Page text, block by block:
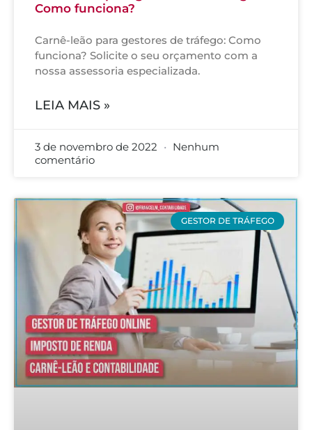
Como funciona?
Carnê-leão para gestores de tráfego: Como
funciona? Solicite o seu orçamento com a
nossa assessoria especializada.
LEIA MAIS »
3 de novembro de 2022
Nenhum
comentário
GESTOR DE TRÁFEGO